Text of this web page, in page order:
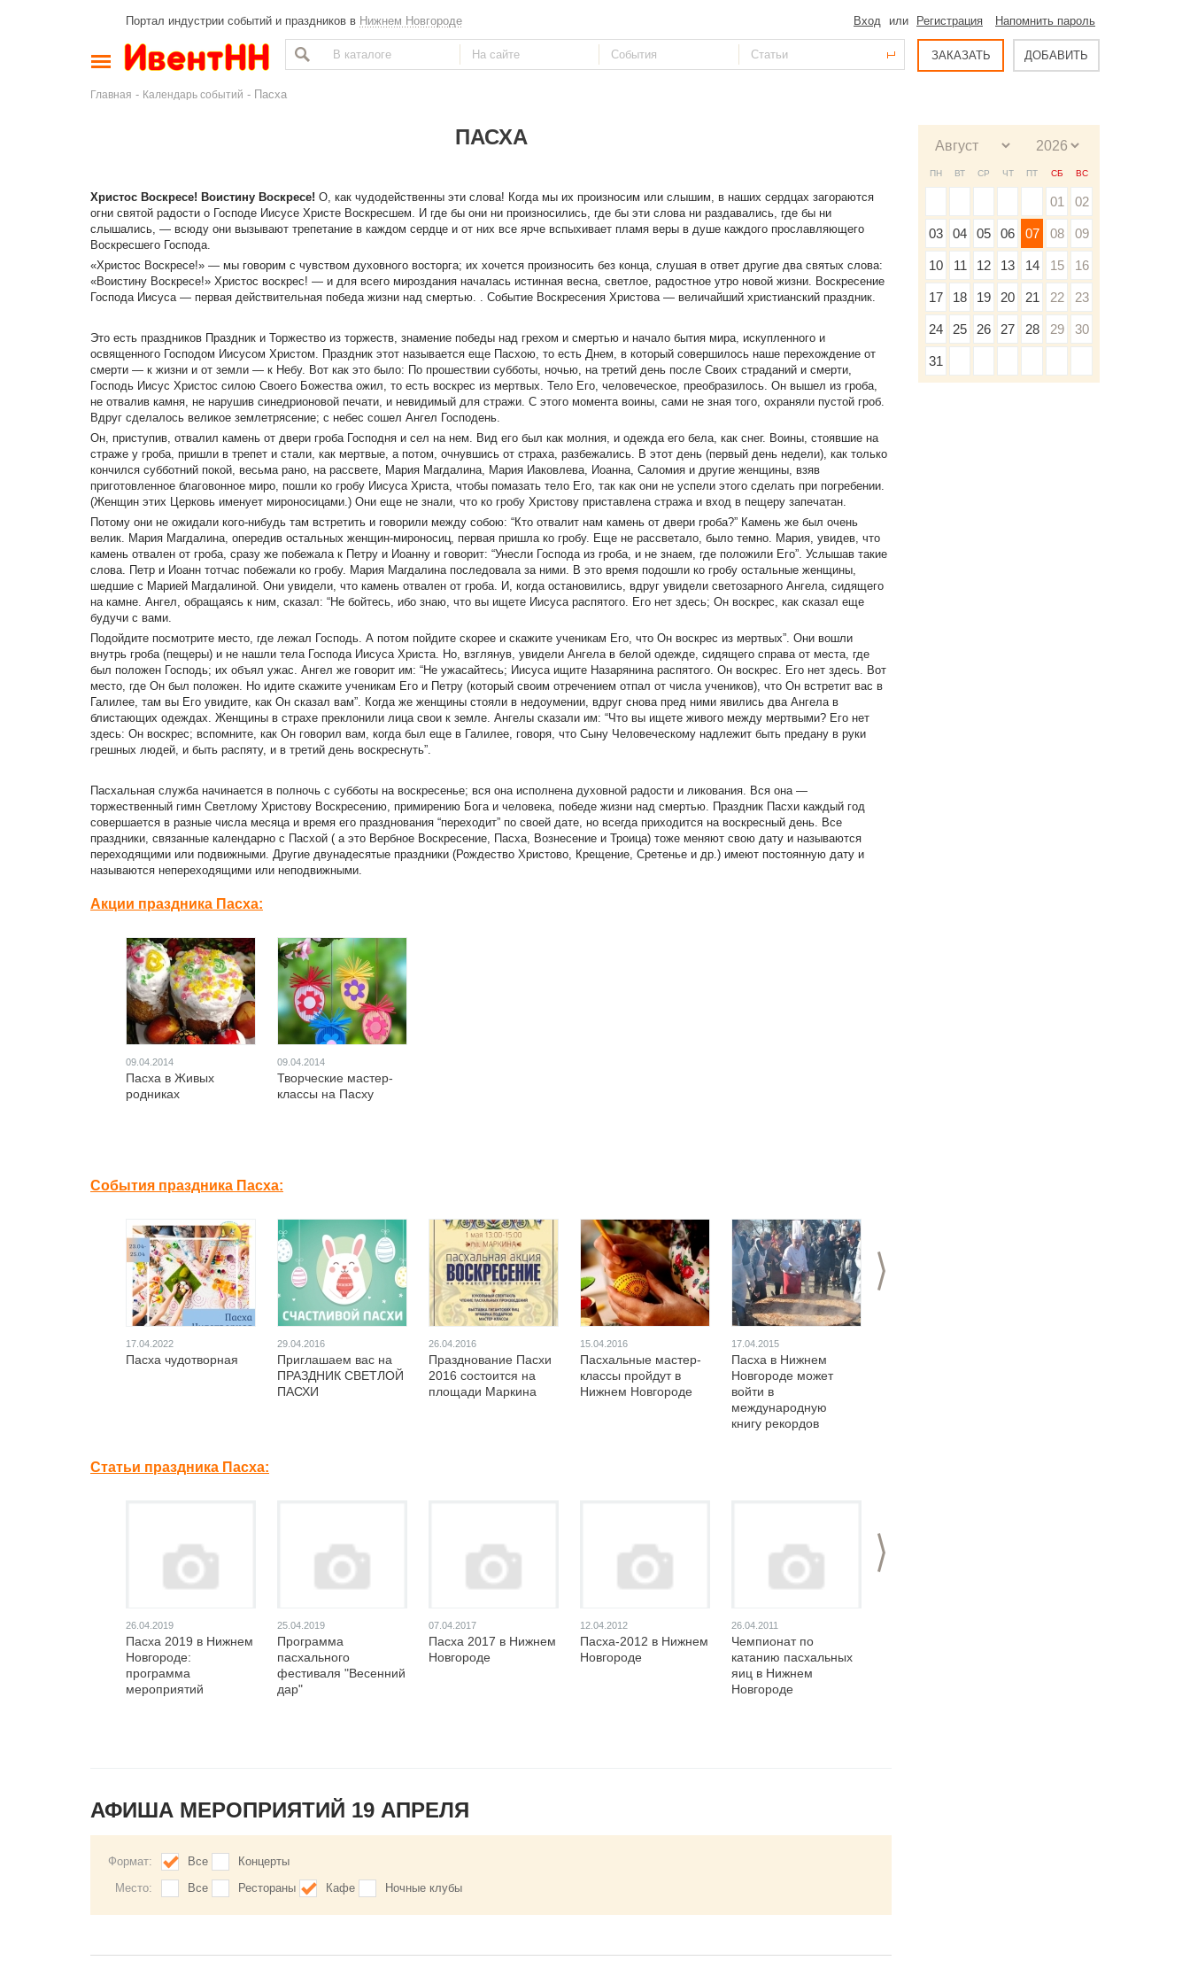
Портал индустрии событий и праздников в Нижнем Новгороде Вход или Регистрация Напомнить пароль
ЗАКАЗАТЬ ДОБАВИТЬ
Главная - Календарь событий - Пасха
ПАСХА
Христос Воскресе! Воистину Воскресе! О, как чудодейственны эти слова! Когда мы их произносим или слышим, в наших сердцах загораются
огни святой радости о Господе Иисусе Христе Воскресшем. И где бы они ни произносились, где бы эти слова ни раздавались, где бы ни
слышались, — всюду они вызывают трепетание в каждом сердце и от них все ярче вспыхивает пламя веры в душе каждого прославляющего
Воскресшего Господа.
«Христос Воскресе!» — мы говорим с чувством духовного восторга; их хочется произносить без конца, слушая в ответ другие два святых слова:
«Воистину Воскресе!» Христос воскрес! — и для всего мироздания началась истинная весна, светлое, радостное утро новой жизни. Воскресение
Господа Иисуса — первая действительная победа жизни над смертью. . Событие Воскресения Христова — величайший христианский праздник.
Это есть праздников Праздник и Торжество из торжеств, знамение победы над грехом и смертью и начало бытия мира, искупленного и
освященного Господом Иисусом Христом. Праздник этот называется еще Пасхою, то есть Днем, в который совершилось наше перехождение от
смерти — к жизни и от земли — к Небу. Вот как это было: По прошествии субботы, ночью, на третий день после Своих страданий и смерти,
Господь Иисус Христос силою Своего Божества ожил, то есть воскрес из мертвых. Тело Его, человеческое, преобразилось. Он вышел из гроба,
не отвалив камня, не нарушив синедрионовой печати, и невидимый для стражи. С этого момента воины, сами не зная того, охраняли пустой гроб.
Вдруг сделалось великое землетрясение; с небес сошел Ангел Господень.
Он, приступив, отвалил камень от двери гроба Господня и сел на нем. Вид его был как молния, и одежда его бела, как снег. Воины, стоявшие на
страже у гроба, пришли в трепет и стали, как мертвые, а потом, очнувшись от страха, разбежались. В этот день (первый день недели), как только
кончился субботний покой, весьма рано, на рассвете, Мария Магдалина, Мария Иаковлева, Иоанна, Саломия и другие женщины, взяв
приготовленное благовонное миро, пошли ко гробу Иисуса Христа, чтобы помазать тело Его, так как они не успели этого сделать при погребении.
(Женщин этих Церковь именует мироносицами.) Они еще не знали, что ко гробу Христову приставлена стража и вход в пещеру запечатан.
Потому они не ожидали кого-нибудь там встретить и говорили между собою: “Кто отвалит нам камень от двери гроба?” Камень же был очень
велик. Мария Магдалина, опередив остальных женщин-мироносиц, первая пришла ко гробу. Еще не рассветало, было темно. Мария, увидев, что
камень отвален от гроба, сразу же побежала к Петру и Иоанну и говорит: “Унесли Господа из гроба, и не знаем, где положили Его”. Услышав такие
слова. Петр и Иоанн тотчас побежали ко гробу. Мария Магдалина последовала за ними. В это время подошли ко гробу остальные женщины,
шедшие с Марией Магдалиной. Они увидели, что камень отвален от гроба. И, когда остановились, вдруг увидели светозарного Ангела, сидящего
на камне. Ангел, обращаясь к ним, сказал: “Не бойтесь, ибо знаю, что вы ищете Иисуса распятого. Его нет здесь; Он воскрес, как сказал еще
будучи с вами.
Подойдите посмотрите место, где лежал Господь. А потом пойдите скорее и скажите ученикам Его, что Он воскрес из мертвых”. Они вошли
внутрь гроба (пещеры) и не нашли тела Господа Иисуса Христа. Но, взглянув, увидели Ангела в белой одежде, сидящего справа от места, где
был положен Господь; их объял ужас. Ангел же говорит им: “Не ужасайтесь; Иисуса ищите Назарянина распятого. Он воскрес. Его нет здесь. Вот
место, где Он был положен. Но идите скажите ученикам Его и Петру (который своим отречением отпал от числа учеников), что Он встретит вас в
Галилее, там вы Его увидите, как Он сказал вам”. Когда же женщины стояли в недоумении, вдруг снова пред ними явились два Ангела в
блистающих одеждах. Женщины в страхе преклонили лица свои к земле. Ангелы сказали им: “Что вы ищете живого между мертвыми? Его нет
здесь: Он воскрес; вспомните, как Он говорил вам, когда был еще в Галилее, говоря, что Сыну Человеческому надлежит быть предану в руки
грешных людей, и быть распяту, и в третий день воскреснуть”.
Пасхальная служба начинается в полночь с субботы на воскресенье; вся она исполнена духовной радости и ликования. Вся она —
торжественный гимн Светлому Христову Воскресению, примирению Бога и человека, победе жизни над смертью. Праздник Пасхи каждый год
совершается в разные числа месяца и время его празднования “переходит” по своей дате, но всегда приходится на воскресный день. Все
праздники, связанные календарно с Пасхой ( а это Вербное Воскресение, Пасха, Вознесение и Троица) тоже меняют свою дату и называются
переходящими или подвижными. Другие двунадесятые праздники (Рождество Христово, Крещение, Сретенье и др.) имеют постоянную дату и
называются непереходящими или неподвижными.
Акции праздника Пасха:
09.04.2014
Пасха в Живых
родниках
09.04.2014
Творческие мастер-
классы на Пасху
События праздника Пасха:
>
17.04.2022
Пасха чудотворная
29.04.2016
Приглашаем вас на
ПРАЗДНИК СВЕТЛОЙ
ПАСХИ
26.04.2016
Празднование Пасхи
2016 состоится на
площади Маркина
15.04.2016
Пасхальные мастер-
классы пройдут в
Нижнем Новгороде
17.04.2015
Пасха в Нижнем
Новгороде может
войти в
международную
книгу рекордов
Статьи праздника Пасха:
>
26.04.2019
Пасха 2019 в Нижнем
Новгороде:
программа
мероприятий
25.04.2019
Программа
пасхального
фестиваля "Весенний
дар"
07.04.2017
Пасха 2017 в Нижнем
Новгороде
12.04.2012
Пасха-2012 в Нижнем
Новгороде
26.04.2011
Чемпионат по
катанию пасхальных
яиц в Нижнем
Новгороде
АФИША МЕРОПРИЯТИЙ 19 АПРЕЛЯ
Формат: Все
Концерты
Место:
Все Рестораны Кафе Ночные клубы
ПН ВТ СР ЧТ ПТ СБ ВС
01 02
03 04 05 06 07 08 09
10 11 12 13 14 15 16
17 18 19 20 21 22 23
24 25 26 27 28 29 30
31